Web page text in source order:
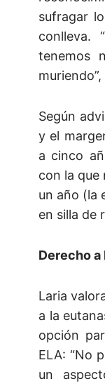
sufragar
conlleva.
tenemos
Según
y el
a cinco
con la que
un año (la
en silla de
Derecho a
Laria
a la
opción
ELA: “No
un